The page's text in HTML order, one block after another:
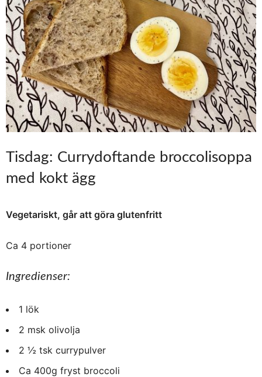
Tisdag: Currydoftande broccolisoppa
med kokt ägg
Vegetariskt, går att göra glutenfritt
Ca 4 portioner
Ingredienser:
1 lök
2 msk olivolja
2 ½ tsk currypulver
Ca 400g fryst broccoli